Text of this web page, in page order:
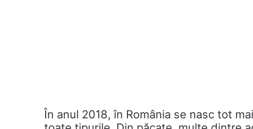
În anul 2018, în România se nasc tot